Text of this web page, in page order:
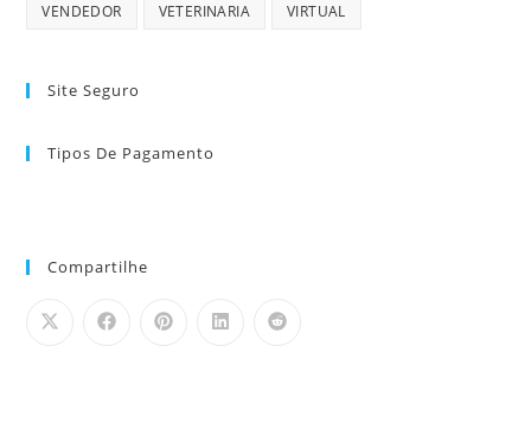
VENDEDOR VETERINARIA VIRTUAL
Site Seguro
Tipos De Pagamento
Compartilhe